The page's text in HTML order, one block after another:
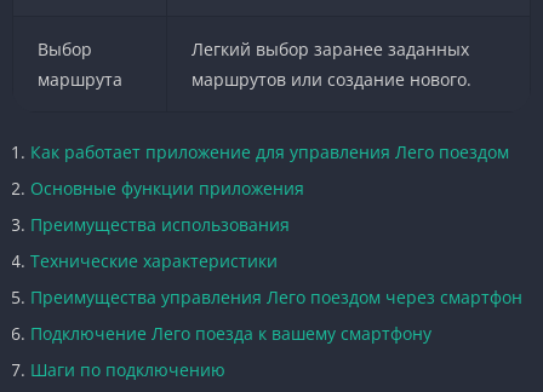
Выбор
маршрута
Легкий выбор заранее заданных
маршрутов или создание нового.
Как работает приложение для управления Лего поездом
Основные функции приложения
Преимущества использования
Технические характеристики
Преимущества управления Лего поездом через смартфон
Подключение Лего поезда к вашему смартфону
Шаги по подключению